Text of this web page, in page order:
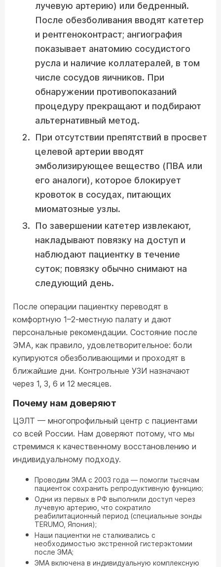
лучевую артерию) или бедренный.
После обезболивания вводят катетер
и рентгеноконтраст; ангиография
показывает анатомию сосудистого
русла и наличие коллатералей, в том
числе сосудов яичников. При
обнаружении противопоказаний
процедуру прекращают и подбирают
альтернативный метод.
При отсутствии препятствий в просвет
целевой артерии вводят
эмболизирующее вещество (ПВА или
его аналоги), которое блокирует
кровоток в сосудах, питающих
миоматозные узлы.
По завершении катетер извлекают,
накладывают повязку на доступ и
наблюдают пациентку в течение
суток; повязку обычно снимают на
следующий день.
После операции пациентку переводят в
комфортную 1–2-местную палату и дают
персональные рекомендации. Состояние после
ЭМА, как правило, удовлетворительное: боли
купируются обезболивающими и проходят в
ближайшие дни. Контрольные УЗИ назначают
через 1, 3, 6 и 12 месяцев.
Почему нам доверяют
ЦЭЛТ — многопрофильный центр с пациентами
со всей России. Нам доверяют потому, что мы
стремимся к качественному восстановлению и
индивидуальному подходу.
Проводим ЭМА с 2003 года — помогли тысячам
пациенток сохранить репродуктивную функцию;
Одни из первых в РФ выполнили доступ через
лучевую артерию, что сократило
реабилитационный период (специальные зонды
TERUMO, Япония);
Наши пациентки не сталкивались с
необходимостью экстренной гистерэктомии
после ЭМА;
ЭМА включена в индивидуальную комплексную